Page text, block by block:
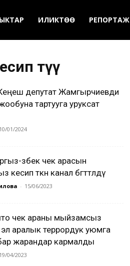
ИЛИКТӨӨ РЕПОРТАЖ
өтүү
депутат Жамгырчиевди
тартууга уруксат
10/01/2024
өзбек чек арасын
өткөн канал бөгөттөлдү
- 15/06/2023
чек араны мыйзамсыз
эл аралык террордук уюмга
жарандар кармалды
19/04/2023